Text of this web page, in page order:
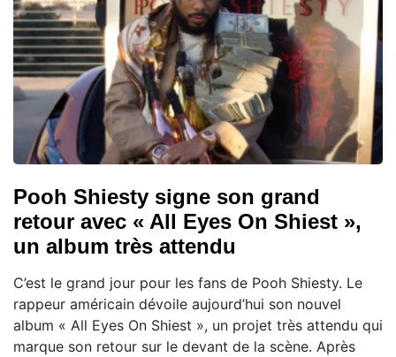
Pooh Shiesty signe son grand
retour avec « All Eyes On Shiest »,
un album très attendu
C’est le grand jour pour les fans de Pooh Shiesty. Le
rappeur américain dévoile aujourd’hui son nouvel
album « All Eyes On Shiest », un projet très attendu qui
marque son retour sur le devant de la scène. Après